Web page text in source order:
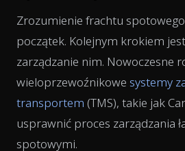
Zrozumienie frachtu
początek. Kolejnym krokiem
zarządzanie nim. Nowoczesne
wieloprzewoźnikowe systemy
transportem (TMS), takie jak
usprawnić proces zarządzania
spotowymi.